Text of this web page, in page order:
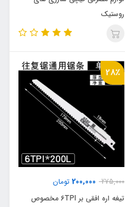
روستیک
28٪
275,000
200,000 تومان
تیغه اره افقی بر 6TPI مخصوص